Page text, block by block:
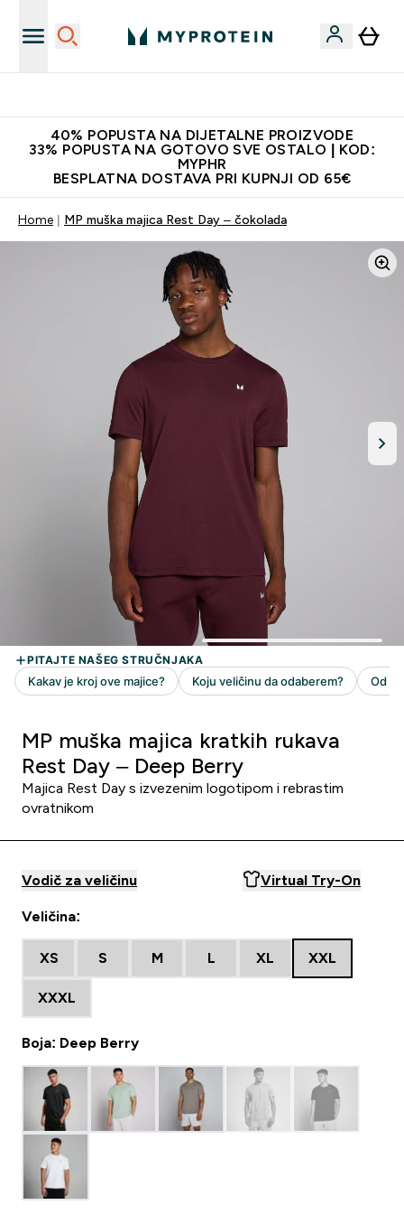
40% POPUSTA NA DIJETALNE PROIZVODE
33% POPUSTA NA GOTOVO SVE OSTALO | KOD:
MYPHR
BESPLATNA DOSTAVA PRI KUPNJI OD 65€
Home MP muška majica Rest Day – čokolada
MP muška majica kratkih rukava
Rest Day – Deep Berry
Majica Rest Day s izvezenim logotipom i rebrastim
ovratnikom
Vodič za veličinu Virtual Try-On
Veličina:
XS S M L XL XXL
XXXL
Boja: Deep Berry